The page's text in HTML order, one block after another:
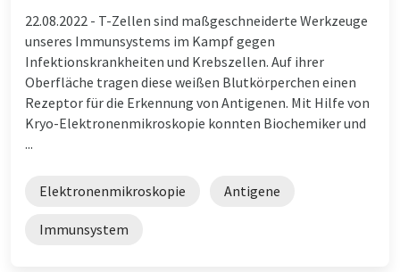
22.08.2022 - T-Zellen sind maßgeschneiderte Werkzeuge
unseres Immunsystems im Kampf gegen
Infektionskrankheiten und Krebszellen. Auf ihrer
Oberfläche tragen diese weißen Blutkörperchen einen
Rezeptor für die Erkennung von Antigenen. Mit Hilfe von
Kryo-Elektronenmikroskopie konnten Biochemiker und
...
Elektronenmikroskopie Antigene
Immunsystem